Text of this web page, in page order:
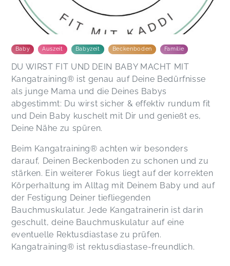
Baby Auszeit Babyzeit Beckenboden Familie
DU WIRST FIT UND DEIN BABY MACHT MIT
Kangatraining® ist genau auf Deine Bedürfnisse
als junge Mama und die Deines Babys
abgestimmt: Du wirst sicher & effektiv rundum fit
und Dein Baby kuschelt mit Dir und genießt es,
Deine Nähe zu spüren.
Beim Kangatraining® achten wir besonders
darauf, Deinen Beckenboden zu schonen und zu
stärken. Ein weiterer Fokus liegt auf der korrekten
Körperhaltung im Alltag mit Deinem Baby und auf
der Festigung Deiner tiefliegenden
Bauchmuskulatur. Jede Kangatrainerin ist darin
geschult, deine Bauchmuskulatur auf eine
eventuelle Rektusdiastase zu prüfen.
Kangatraining® ist rektusdiastase-freundlich.